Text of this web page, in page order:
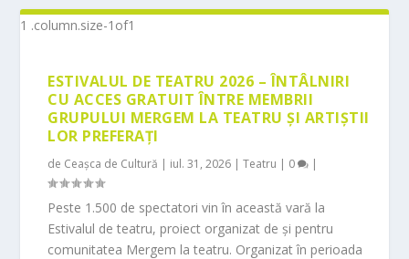
ESTIVALUL DE TEATRU 2026 – ÎNTÂLNIRI
CU ACCES GRATUIT ÎNTRE MEMBRII
GRUPULUI MERGEM LA TEATRU ȘI ARTIȘTII
LOR PREFERAȚI
de Ceașca de Cultură | iul. 31, 2026 |Teatru | 0 |
Peste 1.500 de spectatori vin în această vară la
Estivalul de teatru, proiect organizat de și pentru
comunitatea Mergem la teatru. Organizat în perioada